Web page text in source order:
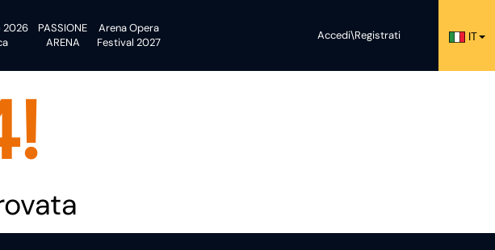
2026
PASSIONE
ARENA
Arena Opera
Festival 2027
Accedi\Registrati IT